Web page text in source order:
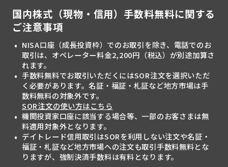
国内株式（現物・信用）手数料無料に関する
ご注意事項
NISA口座（成長投資枠）でのお取引を除き、電話でのお
取引は、オペレーター料金2,200円（税込）が別途加算さ
れます。
手数料無料でお取引いただくにはSOR注文を選択いただ
く必要があります。名証・福証・札証など地方市場は手
数料無料の対象外です。
SOR注文の使い方はこちら
機関投資家口座に該当する場合等、一部のお客さまは無
料適用対象外となります。
デイトレード信用取引はSORを利用しない注文や名証・
福証・札証など地方市場への注文も取引手数料無料とな
りますが、強制決済手数料は有料となります。